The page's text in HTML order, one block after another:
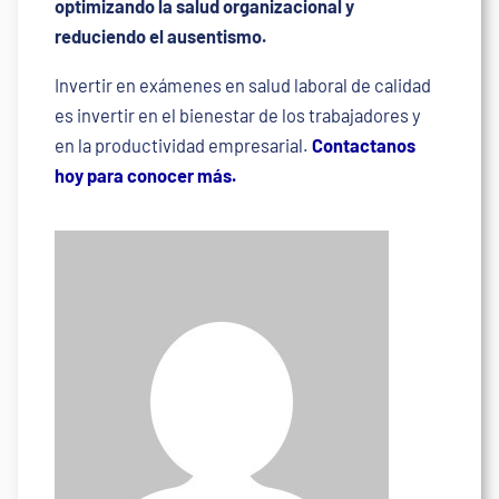
optimizando la salud organizacional y
reduciendo el ausentismo.
Invertir en exámenes en salud laboral de calidad
es invertir en el bienestar de los trabajadores y
en la productividad empresarial.Contactanos
hoy para conocer más.